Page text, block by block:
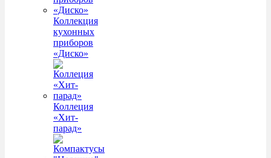
Коллекция
кухонных
приборов
«Диско»
Коллеция
«Хит-
парад»